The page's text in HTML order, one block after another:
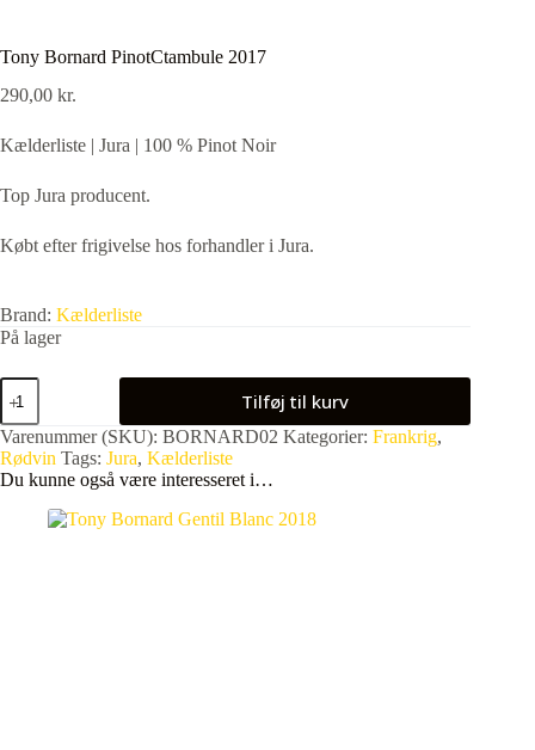
Tony Bornard PinotCtambule 2017
290,00 kr.
Kælderliste | Jura | 100 % Pinot Noir
Top Jura producent.
Købt efter frigivelse hos forhandler i Jura.
Brand: Kælderliste
På lager
Tony
Bornard
PinotCtambule
2017
antal
Tilføj til kurv
Varenummer (SKU): BORNARD02 Kategorier: Frankrig,
Rødvin Tags: Jura, Kælderliste
Du kunne også være interesseret i…